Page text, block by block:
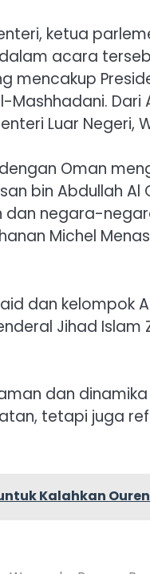
ketua
acara
mencakup
Dari
Luar Negeri,
Oman
bin Abdullah Al
negara-
Michel
dan kelompok
Jihad
dan
tetapi juga
Kalahkan